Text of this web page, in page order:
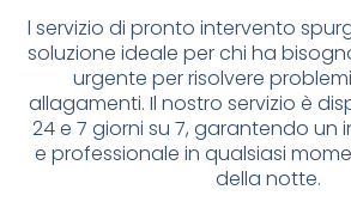
l servizio di pronto intervento
soluzione ideale per chi ha
urgente per risolvere
allagamenti. Il nostro servizio è
24 e 7 giorni su 7, garantendo un
e professionale in qualsiasi
della notte.